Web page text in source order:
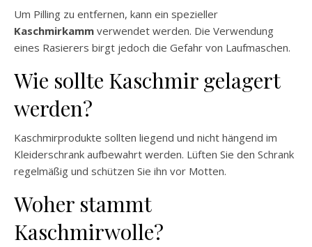
Um Pilling zu entfernen, kann ein spezieller
Kaschmirkamm verwendet werden. Die Verwendung
eines Rasierers birgt jedoch die Gefahr von Laufmaschen.
Wie sollte Kaschmir gelagert
werden?
Kaschmirprodukte sollten liegend und nicht hängend im
Kleiderschrank aufbewahrt werden. Lüften Sie den Schrank
regelmäßig und schützen Sie ihn vor Motten.
Woher stammt
Kaschmirwolle?